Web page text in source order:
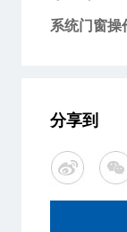
系统门窗操
分享到